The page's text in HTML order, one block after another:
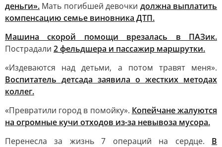
деньги». Мать погибшей девочки должна выплатить
компенсацию семье виновника ДТП.
Машина скорой помощи врезалась в ПАЗик.
Пострадали 2 фельдшера и пассажир маршрутки.
«Издеваются над детьми, а потом травят меня».
Воспитатель детсада заявила о жестких методах
коллег.
«Превратили город в помойку». Копейчане жалуются
на огромные кучи отходов из-за невывоза мусора.
Перенесла за жизнь 7 операций на сердце. В